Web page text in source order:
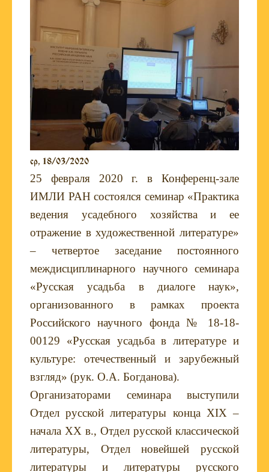
ср, 18/03/2020
25 февраля 2020 г. в Конференц-зале
ИМЛИ РАН состоялся семинар «Практика
ведения усадебного хозяйства и ее
отражение в художественной литературе»
– четвертое заседание постоянного
междисциплинарного научного семинара
«Русская усадьба в диалоге наук»,
организованного в рамках проекта
Российского научного фонда № 18-18-
00129 «Русская усадьба в литературе и
культуре: отечественный и зарубежный
взгляд» (рук. О.А. Богданова).
Организаторами семинара выступили
Отдел русской литературы конца XIX –
начала ХХ в., Отдел русской классической
литературы, Отдел новейшей русской
литературы и литературы русского